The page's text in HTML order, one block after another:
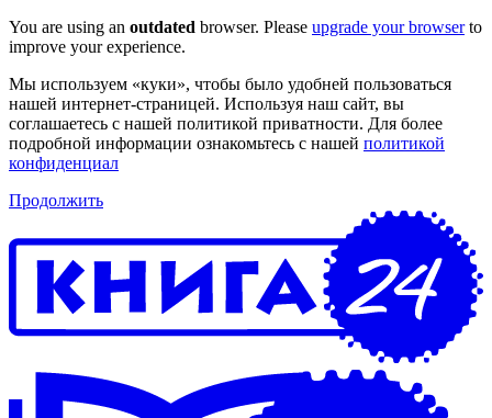
You are using an outdated browser. Please upgrade your browserto
improve your experience.
Мы используем «куки», чтобы было удобней пользоваться
нашей интернет-страницей. Используя наш сайт, вы
соглашаетесь с нашей политикой приватности. Для более
подробной информации ознакомьтесь с нашей политикой
конфиденциал
Продолжить